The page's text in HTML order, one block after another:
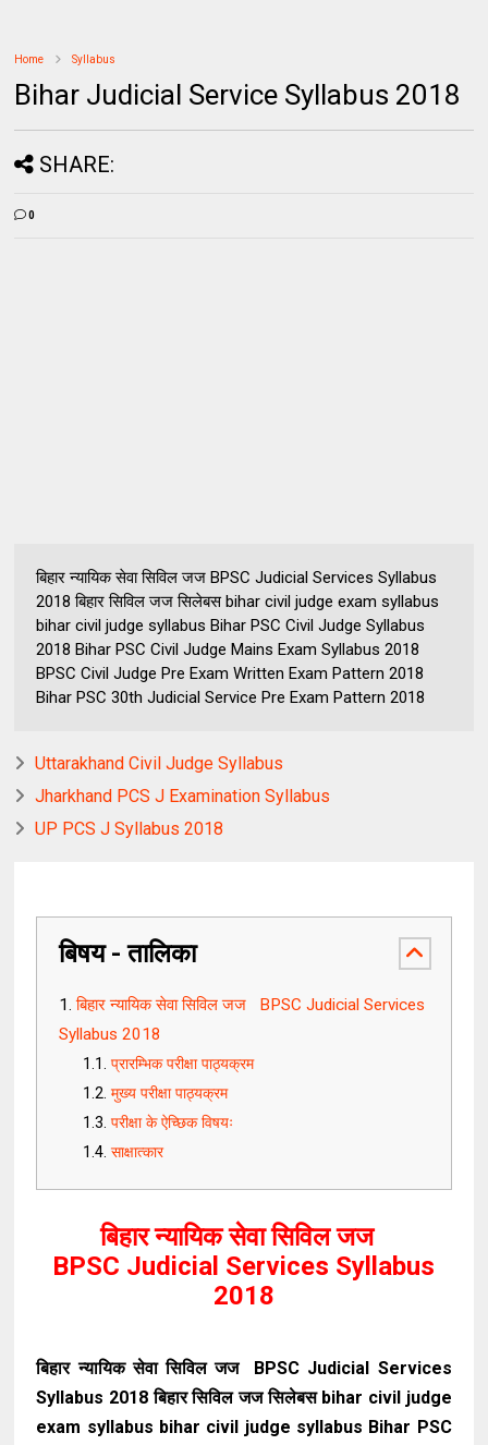
Home Syllabus
Bihar Judicial Service Syllabus 2018
SHARE:
0
बिहार न्यायिक सेवा सिविल जज BPSC Judicial Services Syllabus
2018 बिहार सिविल जज सिलेबस bihar civil judge exam syllabus
bihar civil judge syllabus Bihar PSC Civil Judge Syllabus
2018 Bihar PSC Civil Judge Mains Exam Syllabus 2018
BPSC Civil Judge Pre Exam Written Exam Pattern 2018
Bihar PSC 30th Judicial Service Pre Exam Pattern 2018
Uttarakhand Civil Judge Syllabus
Jharkhand PCS J Examination Syllabus
UP PCS J Syllabus 2018
बिषय - तालिका
बिहार न्यायिक सेवा सिविल जज BPSC Judicial Services
Syllabus 2018
प्रारम्भिक परीक्षा पाठ्यक्रम
मुख्य परीक्षा पाठ्यक्रम
परीक्षा के ऐच्छिक विषयः
साक्षात्कार
बिहार न्यायिक सेवा सिविल जज
BPSC Judicial Services Syllabus
2018
बिहार न्यायिक सेवा सिविल जज BPSC Judicial Services
Syllabus 2018 बिहार सिविल जज सिलेबस bihar civil judge
exam syllabus bihar civil judge syllabus Bihar PSC